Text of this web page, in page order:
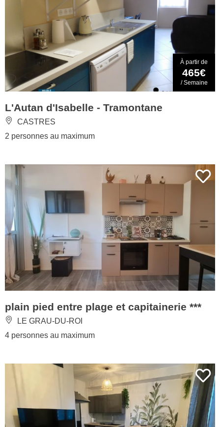
À partir de
465€
/ Semaine
L'Autan d'Isabelle - Tramontane
CASTRES
2 personnes au maximum
plain pied entre plage et capitainerie ***
LE GRAU-DU-ROI
4 personnes au maximum